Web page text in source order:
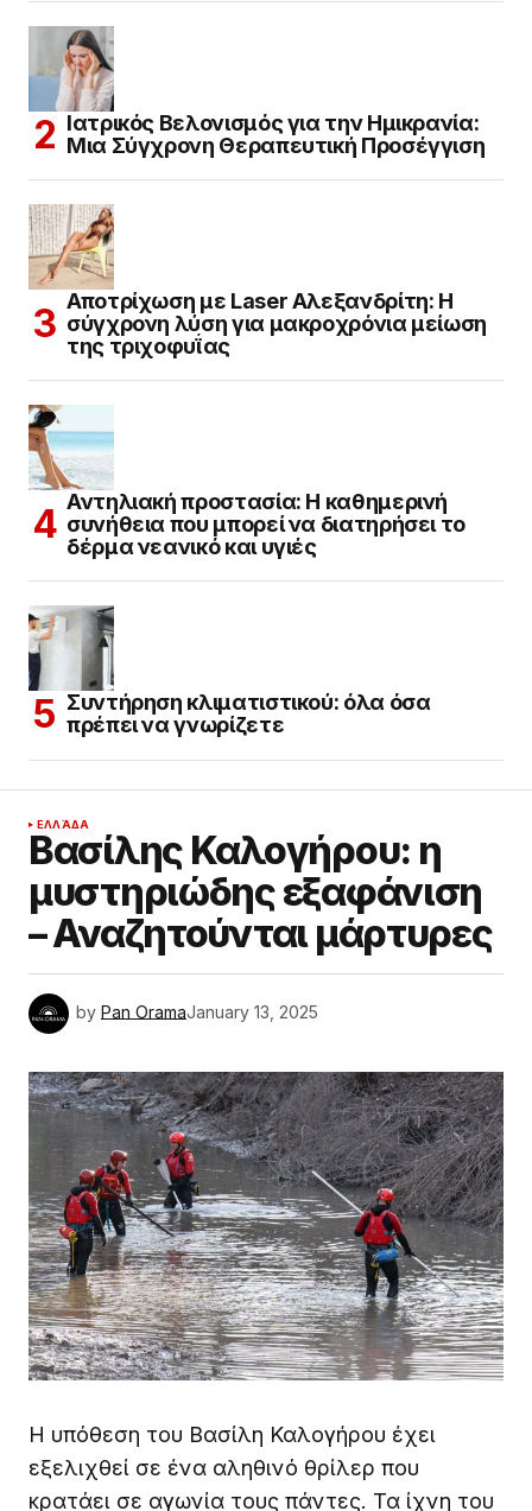
Ιατρικός Βελονισμός για την Ημικρανία:
Μια Σύγχρονη Θεραπευτική Προσέγγιση
Αποτρίχωση με Laser Αλεξανδρίτη: Η
σύγχρονη λύση για μακροχρόνια μείωση
της τριχοφυΐας
Αντηλιακή προστασία: Η καθημερινή
συνήθεια που μπορεί να διατηρήσει το
δέρμα νεανικό και υγιές
Συντήρηση κλιματιστικού: όλα όσα
πρέπει να γνωρίζετε
ΕΛΛΆΔΑ
Βασίλης Καλογήρου: η
μυστηριώδης εξαφάνιση
– Αναζητούνται μάρτυρες
by Pan OramaJanuary 13, 2025
Η υπόθεση του Βασίλη Καλογήρου έχει
εξελιχθεί σε ένα αληθινό θρίλερ που
κρατάει σε αγωνία τους πάντες. Τα ίχνη του